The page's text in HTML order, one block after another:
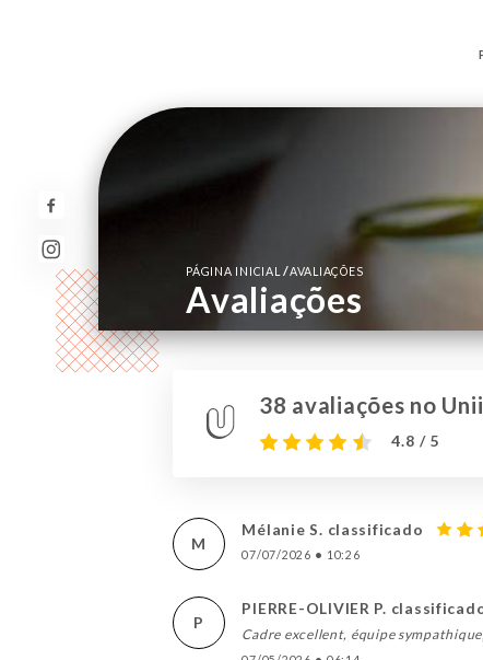
PÁGINA INICIAL/AVALIAÇÕES
Avaliações
38 avaliações no
4.8 / 5
M
Mélanie S. classificado
07/07/2026 • 10:26
P
PIERRE-OLIVIER P.
Cadre excellent, équipe